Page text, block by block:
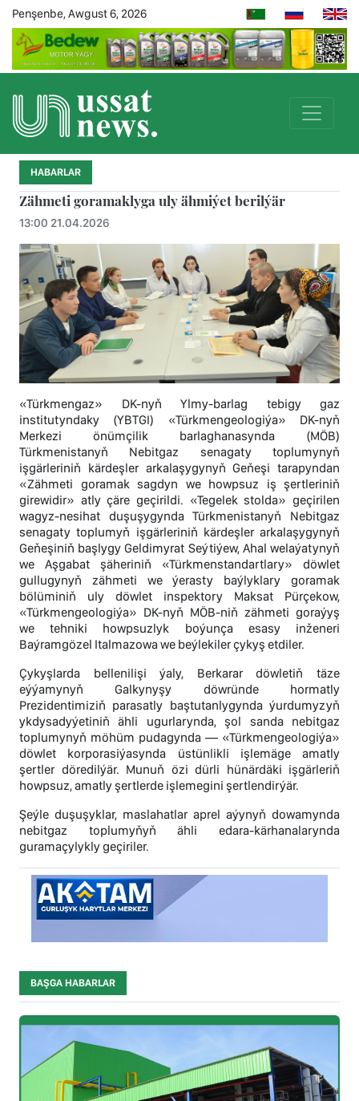
Penşenbe, Awgust 6, 2026
HABARLAR
Zähmeti goramaklyga uly ähmiýet berilýär
13:00 21.04.2026
«Türkmengaz» DK-nyň Ylmy-barlag tebigy gaz
institutyndaky (YBTGI) «Türkmengeologiýa» DK-nyň
Merkezi önümçilik barlaghanasynda (MÖB)
Türkmenistanyň Nebitgaz senagaty toplumynyň
işgärleriniň kärdeşler arkalaşygynyň Geňeşi tarapyndan
«Zähmeti goramak sagdyn we howpsuz iş şertleriniň
girewidir» atly çäre geçirildi. «Tegelek stolda» geçirilen
wagyz-nesihat duşuşygynda Türkmenistanyň Nebitgaz
senagaty toplumyň işgärleriniň kärdeşler arkalaşygynyň
Geňeşiniň başlygy Geldimyrat Seýtiýew, Ahal welaýatynyň
we Aşgabat şäheriniň «Türkmenstandartlary» döwlet
gullugynyň zähmeti we ýerasty baýlyklary goramak
bölüminiň uly döwlet inspektory Maksat Pürçekow,
«Türkmengeologiýa» DK-nyň MÖB-niň zähmeti goraýyş
we tehniki howpsuzlyk boýunça esasy inženeri
Baýramgözel Italmazowa we beýlekiler çykyş etdiler.
Çykyşlarda bellenilişi ýaly, Berkarar döwletiň täze
eýýamynyň Galkynyşy döwründe hormatly
Prezidentimiziň parasatly baştutanlygynda ýurdumyzyň
ykdysadyýetiniň ähli ugurlarynda, şol sanda nebitgaz
toplumynyň möhüm pudagynda — «Türkmengeologiýa»
döwlet korporasiýasynda üstünlikli işlemäge amatly
şertler döredilýär. Munuň özi dürli hünärdäki işgärleriň
howpsuz, amatly şertlerde işlemegini şertlendirýär.
Şeýle duşuşyklar, maslahatlar aprel aýynyň dowamynda
nebitgaz toplumyňyň ähli edara-kärhanalarynda
guramaçylykly geçiriler.
BAŞGA HABARLAR